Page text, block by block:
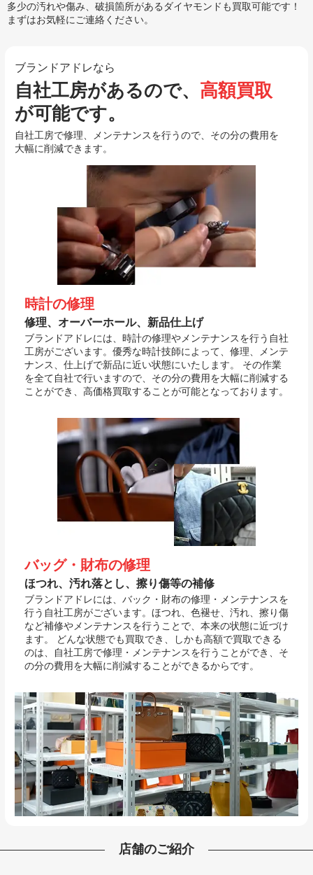
多少の汚れや傷み、破損箇所があるダイヤモンドも買取可能です！
まずはお気軽にご連絡ください。
ブランドアドレなら
自社工房があるので、 高額買取
が可能です。
自社工房で修理、メンテナンスを行うので、その分の費用を
大幅に削減できます。
時計の修理
修理、オーバーホール、新品仕上げ
ブランドアドレには、時計の修理やメンテナンスを行う自社
工房がございます。優秀な時計技師によって、修理、メンテ
ナンス、仕上げで新品に近い状態にいたします。 その作業
を全て自社で行いますので、その分の費用を大幅に削減する
ことができ、高価格買取することが可能となっております。
バッグ・財布の修理
ほつれ、汚れ落とし、擦り傷等の補修
ブランドアドレには、バック・財布の修理・メンテナンスを
行う自社工房がございます。ほつれ、色褪せ、汚れ、擦り傷
など補修やメンテナンスを行うことで、本来の状態に近づけ
ます。 どんな状態でも買取でき、しかも高額で買取できる
のは、自社工房で修理・メンテナンスを行うことができ、そ
の分の費用を大幅に削減することができるからです。
店舗のご紹介